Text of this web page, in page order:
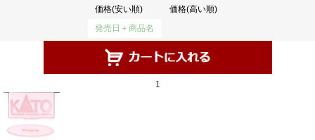
価格(安い順)
価格(高い順)
発売日＋商品名
1